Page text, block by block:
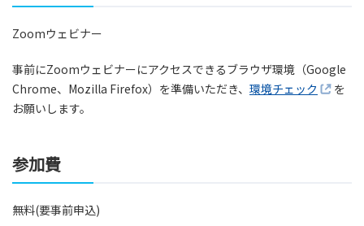
Zoomウェビナー
事前にZoomウェビナーにアクセスできるブラウザ環境（Google
Chrome、Mozilla Firefox）を準備いただき、 環境チェック
を
お願いします。
参加費
無料(要事前申込)